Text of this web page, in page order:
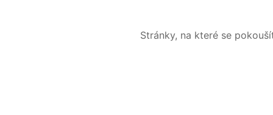
Stránky, na které se